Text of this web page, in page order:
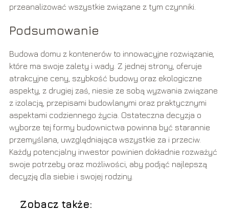
przeanalizować wszystkie związane z tym czynniki.
Podsumowanie
Budowa domu z kontenerów to innowacyjne rozwiązanie,
które ma swoje zalety i wady. Z jednej strony, oferuje
atrakcyjne ceny, szybkość budowy oraz ekologiczne
aspekty, z drugiej zaś, niesie ze sobą wyzwania związane
z izolacją, przepisami budowlanymi oraz praktycznymi
aspektami codziennego życia. Ostateczna decyzja o
wyborze tej formy budownictwa powinna być starannie
przemyślana, uwzględniająca wszystkie za i przeciw.
Każdy potencjalny inwestor powinien dokładnie rozważyć
swoje potrzeby oraz możliwości, aby podjąć najlepszą
decyzję dla siebie i swojej rodziny.
Zobacz także: